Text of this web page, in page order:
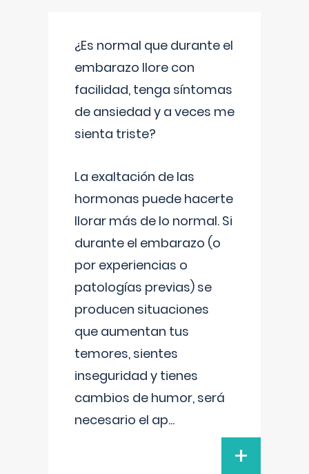
¿Es normal que durante el
embarazo llore con
facilidad, tenga síntomas
de ansiedad y a veces me
sienta triste?
La exaltación de las
hormonas puede hacerte
llorar más de lo normal. Si
durante el embarazo (o
por experiencias o
patologías previas) se
producen situaciones
que aumentan tus
temores, sientes
inseguridad y tienes
cambios de humor, será
necesario el ap...
+